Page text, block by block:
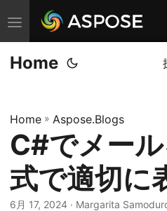
ナ
ビ
ゲ
ョ
ン
の
切
替
Home
Home » Aspose.Blogs
C#でメー
式で適切に
6月 17, 2024 · Margarita